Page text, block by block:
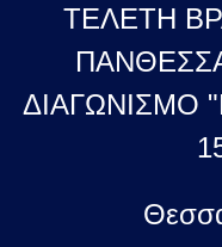
ΤΕΛΕΤΗ
ΔΙΑΓΩΝΙΣΜΟ